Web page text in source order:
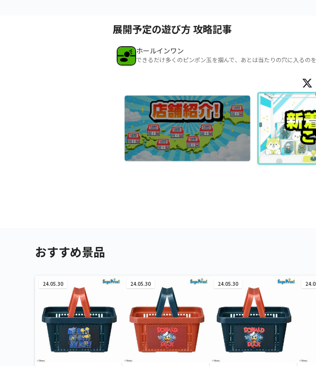
展開予定の遊び方 攻略記事
ホールインワン
できるだけ多くのピンポン玉を掴んで、あとは当たりの穴に入るの
おすすめ景品
24.05.30 24.05.30 24.05.30